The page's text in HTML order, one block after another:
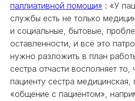
паллиативной помощи» : «У
службы есть не только
и социальные, бытовые,
оставленности, и всё это
нужно разложить в план
сестра отчасти восполняет
пациенту сестра медицинская,
«общение с пациентом»,